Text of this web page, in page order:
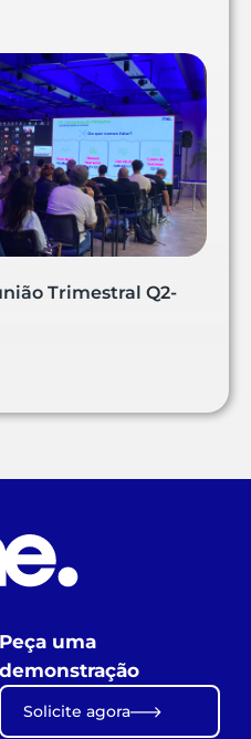
Trimestral Q2-
Peça uma
demonstração
Solicite agora